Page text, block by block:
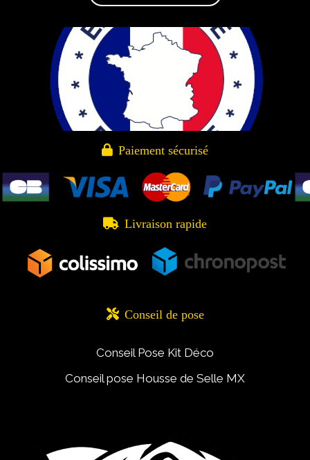
 Paiement sécurisé
 Livraison rapide
 Conseil de pose
Conseil Pose Kit Déco
Conseil pose Housse de Selle MX